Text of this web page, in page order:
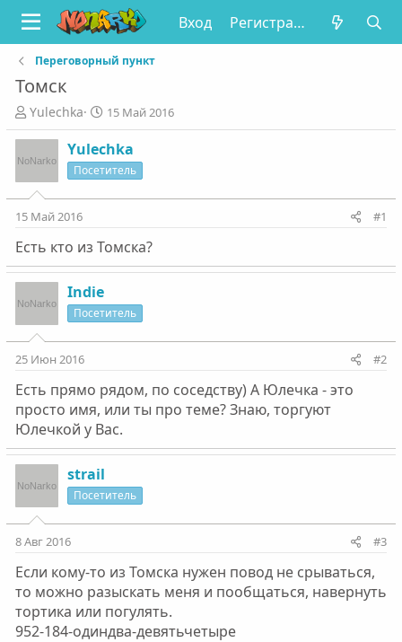
Вход Регистрация
Переговорный пункт
Томск
А
в
т
о
р
т
е
ы
Yulechka
Д
а
т
а
н
а
л
а
15 Май 2016
Yulechka
Посетитель
15 Май 2016 #1
Есть кто из Томска?
Indie
Посетитель
25 Июн 2016 #2
Есть прямо рядом, по соседству) А Юлечка - это
просто имя, или ты про теме? Знаю, торгуют
Юлечкой у Вас.
strail
Посетитель
8 Авг 2016 #3
Если кому-то из Томска нужен повод не срываться,
то можно разыскать меня и пообщаться, навернуть
тортика или погулять.
952-184-одиндва-девятьчетыре